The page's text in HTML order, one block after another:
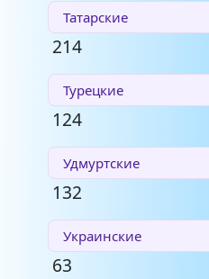
Татарские
214
Турецкие
124
Удмуртские
132
Украинские
63